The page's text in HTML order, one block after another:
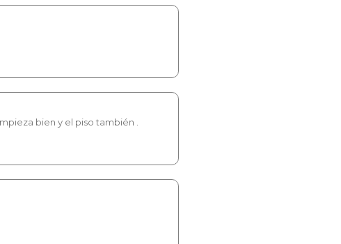
bien y el piso también .